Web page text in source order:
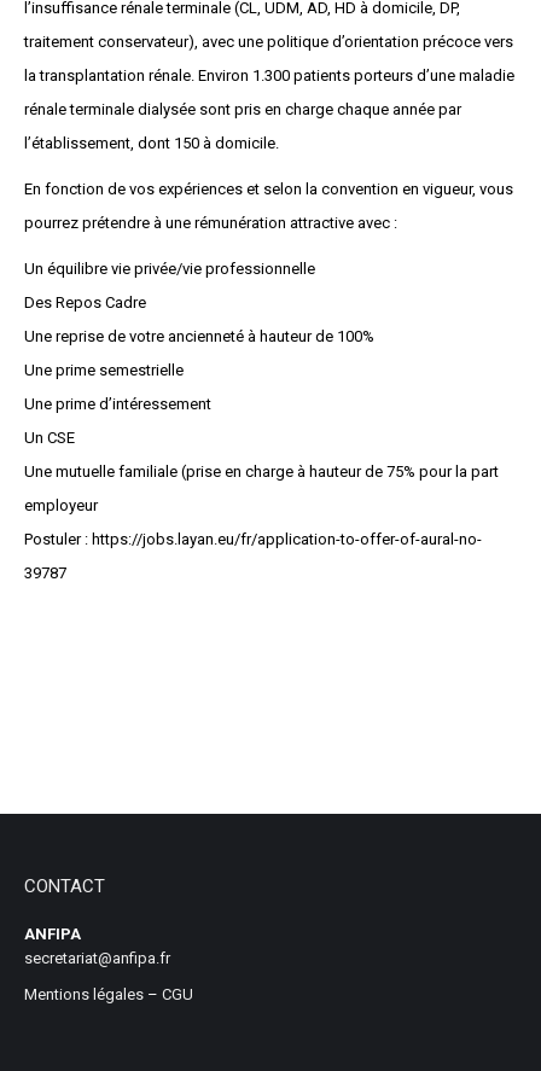
l’insuffisance rénale terminale (CL, UDM, AD, HD à domicile, DP,
traitement conservateur), avec une politique d’orientation précoce vers
la transplantation rénale. Environ 1.300 patients porteurs d’une maladie
rénale terminale dialysée sont pris en charge chaque année par
l’établissement, dont 150 à domicile.
En fonction de vos expériences et selon la convention en vigueur, vous
pourrez prétendre à une rémunération attractive avec :
Un équilibre vie privée/vie professionnelle
Des Repos Cadre
Une reprise de votre ancienneté à hauteur de 100%
Une prime semestrielle
Une prime d’intéressement
Un CSE
Une mutuelle familiale (prise en charge à hauteur de 75% pour la part
employeur
Postuler : https://jobs.layan.eu/fr/application-to-offer-of-aural-no-
39787
CONTACT
ANFIPA
secretariat@anfipa.fr
Mentions légales – CGU